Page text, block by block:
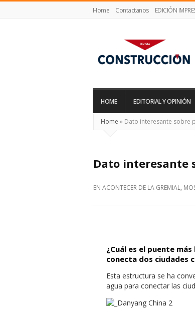
Home Contactanos EDICIÓN
Construcción
HOME EDITORIAL Y OPINIÓN
Home » Dato interesante sobre
Dato interesante
EN ACONTECER DE LA GREMIAL,
¿Cuál es el puente
conecta dos ciudades
Esta estructura se ha
agua para conectar las